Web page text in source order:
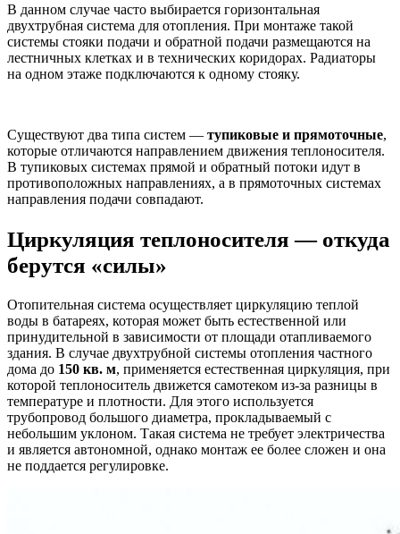
В данном случае часто выбирается горизонтальная
двухтрубная система для отопления. При монтаже такой
системы стояки подачи и обратной подачи размещаются на
лестничных клетках и в технических коридорах. Радиаторы
на одном этаже подключаются к одному стояку.
Существуют два типа систем — тупиковые и прямоточные,
которые отличаются направлением движения теплоносителя.
В тупиковых системах прямой и обратный потоки идут в
противоположных направлениях, а в прямоточных системах
направления подачи совпадают.
Циркуляция теплоносителя — откуда
берутся «силы»
Отопительная система осуществляет циркуляцию теплой
воды в батареях, которая может быть естественной или
принудительной в зависимости от площади отапливаемого
здания. В случае двухтрубной системы отопления частного
дома до 150 кв. м, применяется естественная циркуляция, при
которой теплоноситель движется самотеком из-за разницы в
температуре и плотности. Для этого используется
трубопровод большого диаметра, прокладываемый с
небольшим уклоном. Такая система не требует электричества
и является автономной, однако монтаж ее более сложен и она
не поддается регулировке.